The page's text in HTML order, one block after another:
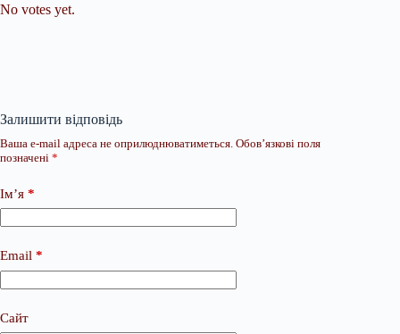
No votes yet.
Залишити відповідь
Ваша e-mail адреса не оприлюднюватиметься. Обов’язкові поля
позначені *
Ім’я *
Email *
Сайт